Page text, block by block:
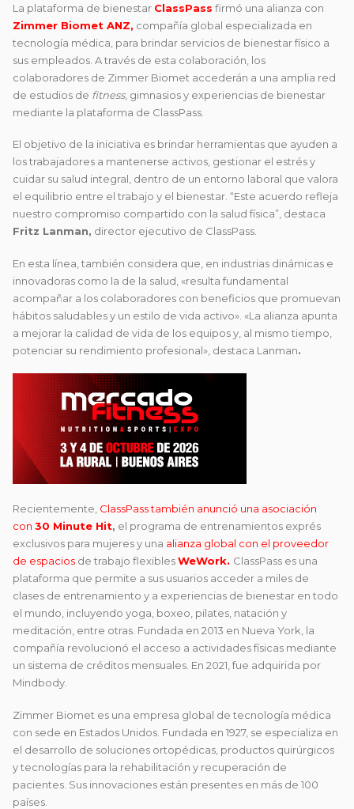
La plataforma de bienestar ClassPass firmó una alianza con
Zimmer Biomet ANZ, compañía global especializada en
tecnología médica, para brindar servicios de bienestar físico a
sus empleados. A través de esta colaboración, los
colaboradores de Zimmer Biomet accederán a una amplia red
de estudios de fitness, gimnasios y experiencias de bienestar
mediante la plataforma de ClassPass.
El objetivo de la iniciativa es brindar herramientas que ayuden a
los trabajadores a mantenerse activos, gestionar el estrés y
cuidar su salud integral, dentro de un entorno laboral que valora
el equilibrio entre el trabajo y el bienestar. “Este acuerdo refleja
nuestro compromiso compartido con la salud física”, destaca
Fritz Lanman, director ejecutivo de ClassPass.
En esta línea, también considera que, en industrias dinámicas e
innovadoras como la de la salud, «resulta fundamental
acompañar a los colaboradores con beneficios que promuevan
hábitos saludables y un estilo de vida activo». «La alianza apunta
a mejorar la calidad de vida de los equipos y, al mismo tiempo,
potenciar su rendimiento profesional», destaca Lanman.
Recientemente, ClassPass también anunció una asociación
con 30 Minute Hit, el programa de entrenamientos exprés
exclusivos para mujeres y una alianza global con el proveedor
de espacios de trabajo flexiblesWeWork. ClassPass es una
plataforma que permite a sus usuarios acceder a miles de
clases de entrenamiento y a experiencias de bienestar en todo
el mundo, incluyendo yoga, boxeo, pilates, natación y
meditación, entre otras. Fundada en 2013 en Nueva York, la
compañía revolucionó el acceso a actividades físicas mediante
un sistema de créditos mensuales. En 2021, fue adquirida por
Mindbody.
Zimmer Biomet es una empresa global de tecnología médica
con sede en Estados Unidos. Fundada en 1927, se especializa en
el desarrollo de soluciones ortopédicas, productos quirúrgicos
y tecnologías para la rehabilitación y recuperación de
pacientes. Sus innovaciones están presentes en más de 100
países.